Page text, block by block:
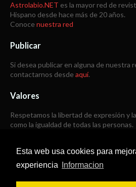
Esta web usa cookies para
experiencia
Informacion
Astrolabio.NET es la mayor red de
Hispano desde hace más de 20 años.
Conoce nuestra red
Publicar
Si desea publicar en alguna de nuestra
contactarnos desde aquí.
Valores
Respetamos la libertad de expresión y
como la igualdad de todas las personas.
Copyright © 1998 -